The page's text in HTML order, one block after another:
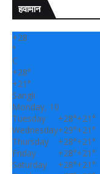
हवामान
+28
°
C
+28°
+21°
Sangli
Monday, 10
Tuesday
+28°+21°
Wednesday+29°+21°
Thursday
+28°+21°
Friday
+28°+21°
Saturday
+28°+21°